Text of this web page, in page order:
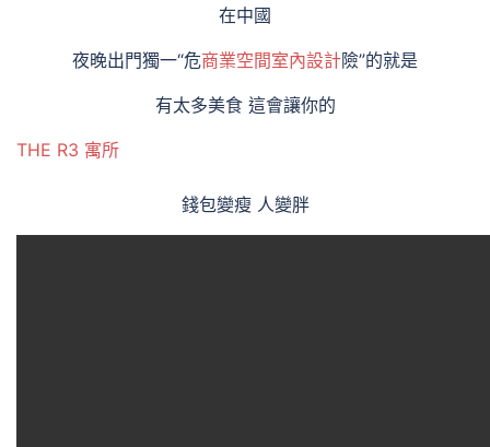
在中國
夜晚出門獨一“危商業空間室內設計險”的就是
有太多美食 這會讓你的
THE R3 寓所
錢包變瘦 人變胖